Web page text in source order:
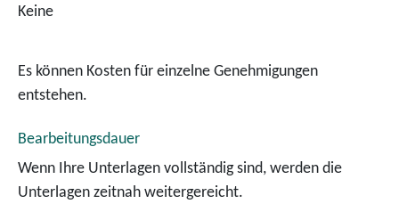
Keine
Es können Kosten für einzelne Genehmigungen
entstehen.
Bearbeitungsdauer
Wenn Ihre Unterlagen vollständig sind, werden die
Unterlagen zeitnah weitergereicht.